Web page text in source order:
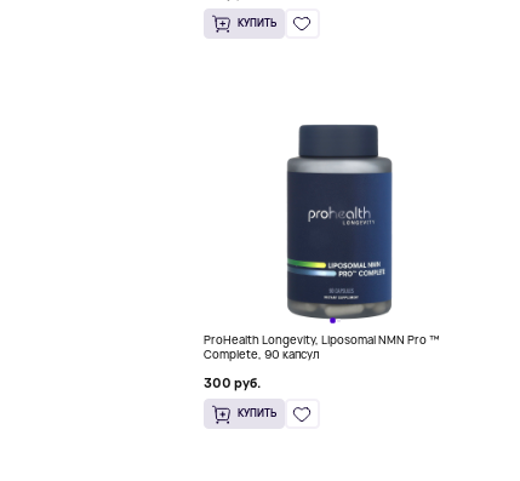
КУПИТЬ
ProHealth Longevity, Liposomal NMN Pro ™
Complete, 90 капсул
300 руб.
КУПИТЬ